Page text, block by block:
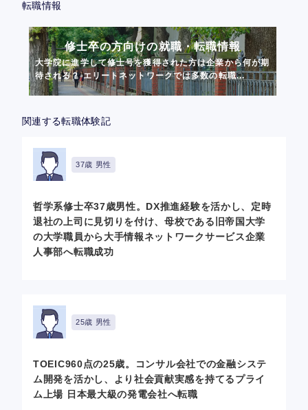
転職情報
修士卒の方向けの就職・転職情報
大学院に進学して修士号を獲得された方は企業から何が期
待される？ エリートネットワークでは多数の転職...
関連する転職体験記
37歳 男性
哲学系修士卒37歳男性。DX推進経験を活かし、定時
退社の上司に見切りを付け、母校である旧帝国大学
の大学職員から大手情報ネットワークサービス企業
人事部へ転職成功
25歳 男性
TOEIC960点の25歳。コンサル会社での金融システ
ム開発を活かし、より社会貢献実感を持てるプライ
ム上場 日本最大級の発電会社へ転職